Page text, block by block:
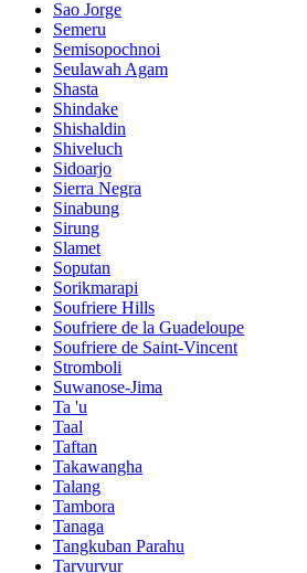
Sao Jorge
Semeru
Semisopochnoi
Seulawah Agam
Shasta
Shindake
Shishaldin
Shiveluch
Sidoarjo
Sierra Negra
Sinabung
Sirung
Slamet
Soputan
Sorikmarapi
Soufriere Hills
Soufriere de la Guadeloupe
Soufriere de Saint-Vincent
Stromboli
Suwanose-Jima
Ta 'u
Taal
Taftan
Takawangha
Talang
Tambora
Tanaga
Tangkuban Parahu
Tarvurvur